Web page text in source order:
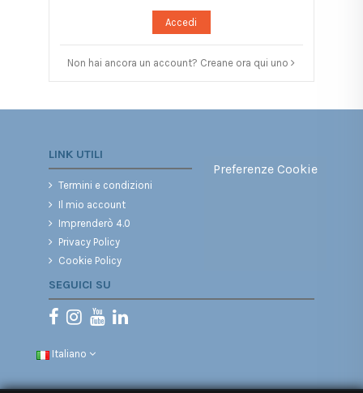
Accedi
Non hai ancora un account? Creane ora qui uno
LINK UTILI
Termini e condizioni
Il mio account
Imprenderò 4.0
Privacy Policy
Cookie Policy
Preferenze Cookie
SEGUICI SU
Italiano